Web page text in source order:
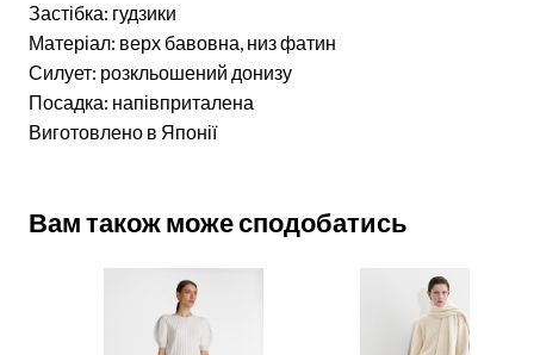
Застібка: гудзики
Матеріал: верх бавовна, низ фатин
Силует: розкльошений донизу
Посадка: напівприталена
Виготовлено в Японії
Вам також може сподобатись